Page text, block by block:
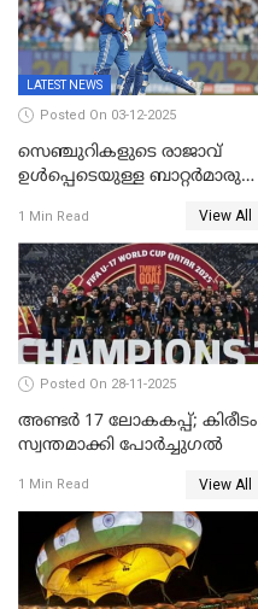
LATEST NEWS
Posted On 03-12-2025
സെഞ്ചുറികളുടെ രാജാവ്
ഉൾപ്പെടെയുള്ള ബാറ്റർമാരുടെ
ഇന്ത്യയ്ക്ക് 358 റൺസ്
1 Min Read View All
Posted On 28-11-2025
അണ്ടര്‍ 17 ലോകകപ്പ്; കിരീടം
സ്വന്തമാക്കി പോര്‍ച്ചുഗല്‍
1 Min Read View All